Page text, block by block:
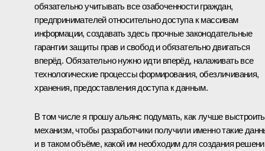
обязательно учитывать все озабоченности граждан,
предпринимателей относительно доступа к массивам
информации, создавать здесь прочные законодательные
гарантии защиты прав и свобод и обязательно двигаться
вперёд. Обязательно нужно идти вперёд, налаживать все
технологические процессы формирования, обезличивания,
хранения, предоставления доступа к данным.
В том числе я прошу альянс подумать, как лучше выстроить
механизм, чтобы разработчики получили именно такие
и в таком объёме, какой им необходим для создания